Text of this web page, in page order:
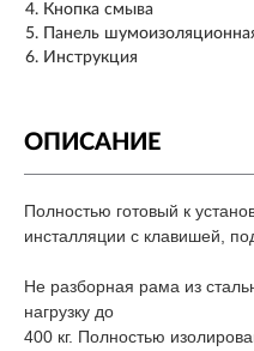
Кнопка смыва
Панель
Инструкция
ОПИСАНИЕ
Полностью готовый к
инсталляции с клавишей,
Не разборная рама из
нагрузку до
400 кг. Полностью